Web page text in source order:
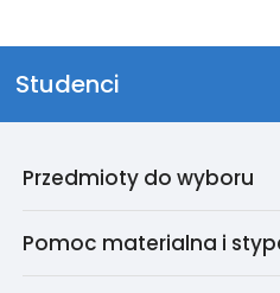
Studenci
Przedmioty do wyboru
Pomoc materialna i